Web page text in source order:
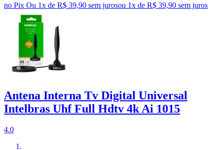
no Pix Ou 1x de R$ 39,90 sem jurosou 1x de R$ 39,90 sem juros
Antena Interna Tv Digital Universal
Intelbras Uhf Full Hdtv 4k Ai 1015
4.0